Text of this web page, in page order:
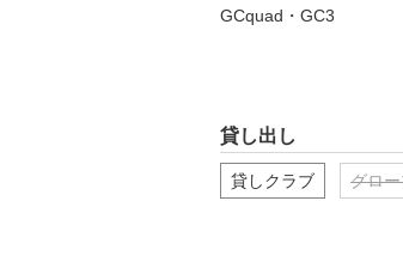
GCquad・GC3
貸し出し
貸しクラブ グロ